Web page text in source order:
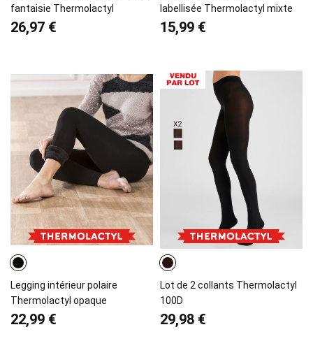
fantaisie Thermolactyl
26,97 €
labellisée Thermolactyl mixte
15,99 €
Legging intérieur polaire
Thermolactyl opaque
22,99 €
Lot de 2 collants Thermolactyl
100D
29,98 €